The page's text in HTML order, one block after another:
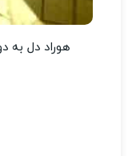
هوراد دل به